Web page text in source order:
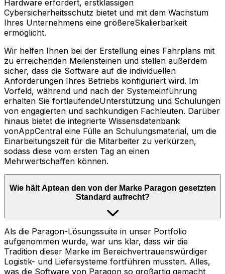
Hardware erfordert, erstklassigen
Cybersicherheitsschutz bietet und mit dem Wachstum
Ihres Unternehmens eine größereSkalierbarkeit
ermöglicht.
Wir helfen Ihnen bei der Erstellung eines Fahrplans mit
zu erreichenden Meilensteinen und stellen außerdem
sicher, dass die Software auf die individuellen
Anforderungen Ihres Betriebs konfiguriert wird. Im
Vorfeld, während und nach der Systemeinführung
erhalten Sie fortlaufendeUnterstützung und Schulungen
von engagierten und sachkundigen Fachleuten. Darüber
hinaus bietet die integrierte Wissensdatenbank
vonAppCentral eine Fülle an Schulungsmaterial, um die
Einarbeitungszeit für die Mitarbeiter zu verkürzen,
sodass diese vom ersten Tag an einen
Mehrwertschaffen können.
Wie hält Aptean den von der Marke Paragon gesetzten
Standard aufrecht?
Als die Paragon-Lösungssuite in unser Portfolio
aufgenommen wurde, war uns klar, dass wir die
Tradition dieser Marke im Bereichvertrauenswürdiger
Logistik- und Liefersysteme fortführen mussten. Alles,
was die Software von Paragon so großartig gemacht